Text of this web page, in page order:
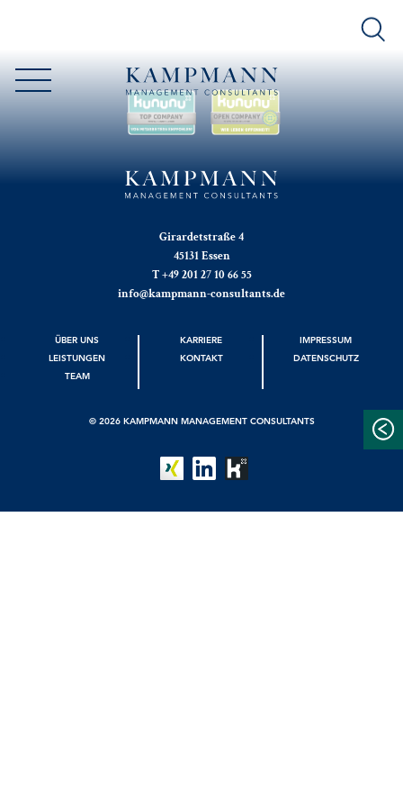
Girardetstraße 4
45131 Essen
T +49 201 27 10 66 55
info@kampmann-consultants.de
ÜBER UNS
LEISTUNGEN
TEAM
KARRIERE
KONTAKT
IMPRESSUM
DATENSCHUTZ
© 2026 KAMPMANN MANAGEMENT CONSULTANTS